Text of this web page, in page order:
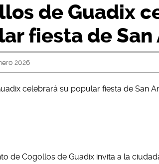
de Guadix
fiesta de San
2026
celebrará su popular fiesta de San
de Cogollos de Guadix invita a la